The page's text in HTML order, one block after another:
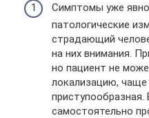
Симптомы уже
патологические
страдающий
на них внимания.
но пациент не
локализацию, чаще
самостоятельно